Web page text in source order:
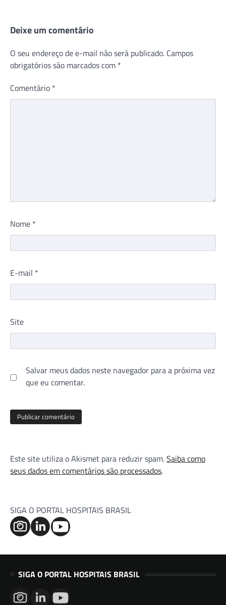
Deixe um comentário
O seu endereço de e-mail não será publicado. Campos
obrigatórios são marcados com *
Comentário *
Nome *
E-mail *
Site
Salvar meus dados neste navegador para a próxima vez
que eu comentar.
Este site utiliza o Akismet para reduzir spam.Saiba como
seus dados em comentários são processados.
SIGA O PORTAL HOSPITAIS BRASIL
SIGA O PORTAL HOSPITAIS BRASIL